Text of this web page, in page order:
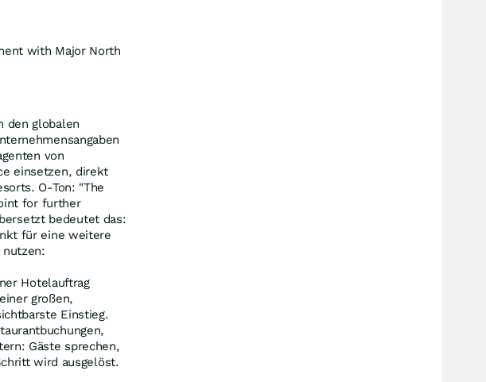
with Major North
den globalen
von
einsetzen, direkt
O-Ton: "The
for further
bedeutet das:
für eine weitere
Hotelauftrag
großen,
Einstieg.
Gäste sprechen,
wird ausgelöst.